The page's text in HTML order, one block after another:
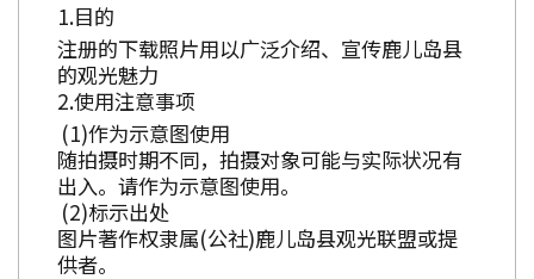
目的
注册的下载照片用以广泛介绍、宣传鹿儿岛县
的观光魅力
使用注意事项
作为示意图使用
随拍摄时期不同，拍摄对象可能与实际状况有
出入。请作为示意图使用。
标示出处
图片著作权隶属(公社)鹿儿岛县观光联盟或提
供者。